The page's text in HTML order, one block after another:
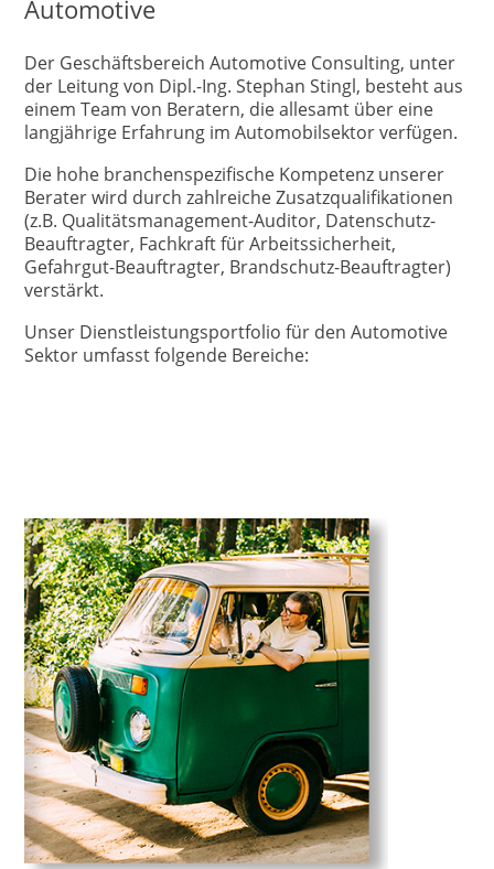
Automotive
Der Geschäftsbereich Automotive Consulting, unter
der Leitung von Dipl.-Ing. Stephan Stingl, besteht aus
einem Team von Beratern, die allesamt über eine
langjährige Erfahrung im Automobilsektor verfügen.
Die hohe branchenspezifische Kompetenz unserer
Berater wird durch zahlreiche Zusatzqualifikationen
(z.B. Qualitätsmanagement-Auditor, Datenschutz-
Beauftragter, Fachkraft für Arbeitssicherheit,
Gefahrgut-Beauftragter, Brandschutz-Beauftragter)
verstärkt.
Unser Dienstleistungsportfolio für den Automotive
Sektor umfasst folgende Bereiche: